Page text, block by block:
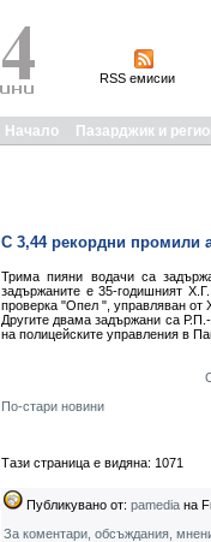
RSS емисии
Начало Пазарджик и
С 3,44 рекордни промили
Трима пияни водачи са
задържаните е 35-годишният
проверка "Опел ", управляван от
Другите двама задържани са
на полицейските управления в
По-стари новини
Тази страница е видяна: 1071
Публикувано от: pamedia на
За коментари, обсъждания,